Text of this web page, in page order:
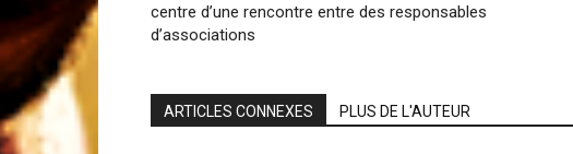
centre d’une rencontre entre des responsables
d’associations
ARTICLES CONNEXES PLUS DE L'AUTEUR